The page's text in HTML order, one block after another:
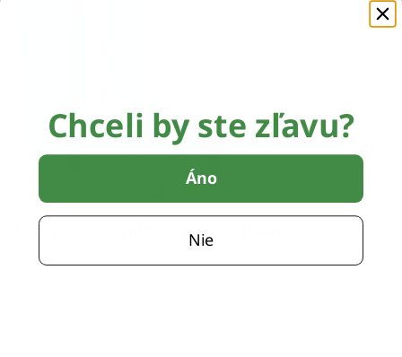
Komplex s 9 výnimočnými zložkami.
Prirodzený komplex pre oči je navrhnutý špeciálne na
Chceli by ste zľavu?
Áno
Nie